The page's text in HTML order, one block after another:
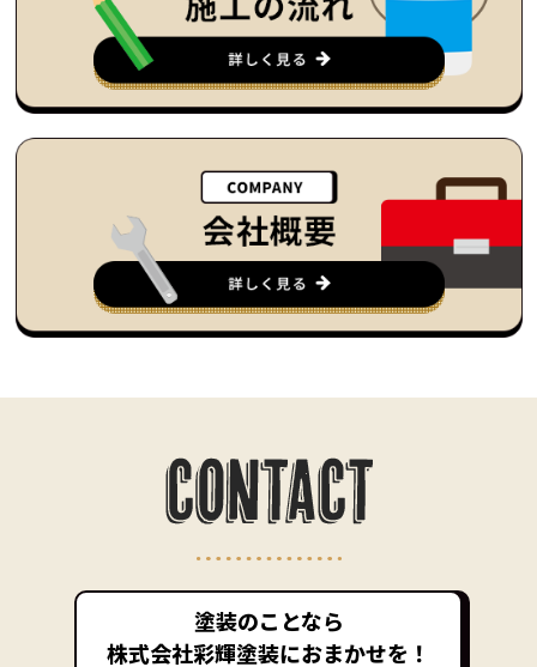
塗装のことなら
株式会社彩輝塗装におまかせを！